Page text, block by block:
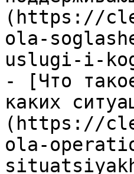
(https://
ola-
uslugi-i-
- [Что
каких
(https://
ola-